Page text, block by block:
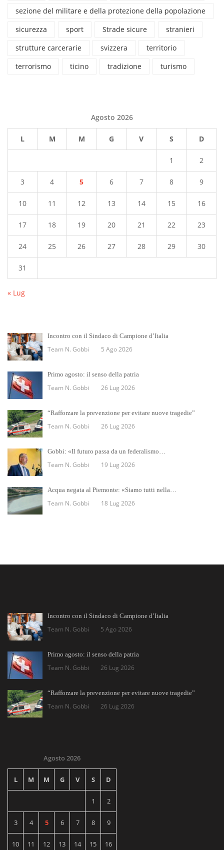
sezione del militare e della protezione della popolazione
sicurezza
sport Strade sicure
stranieri
strutture carcerarie
svizzera
territorio
terrorismo
ticino tradizione turismo
Agosto 2026
L M M G V S D
1 2
3 4 5 6 7 8 9
10 11 12 13 14 15 16
17 18 19 20 21 22 23
24 25 26 27 28 29 30
31
« Lug
Incontro con il Sindaco di Campione d’Italia
Team N. Gobbi 5 Ago 2026
Primo agosto: il senso della patria
Team N. Gobbi 26 Lug 2026
“Rafforzare la prevenzione per evitare nuove tragedie”
Team N. Gobbi 26 Lug 2026
Gobbi: «Il futuro passa da un federalismo…
Team N. Gobbi 19 Lug 2026
Acqua negata al Piemonte: «Siamo tutti nella…
Team N. Gobbi 18 Lug 2026
Incontro con il Sindaco di Campione d’Italia
Team N. Gobbi 5 Ago 2026
Primo agosto: il senso della patria
Team N. Gobbi 26 Lug 2026
“Rafforzare la prevenzione per evitare nuove tragedie”
Team N. Gobbi 26 Lug 2026
Agosto 2026
L M M G V S D
1 2
3 4 5 6 7 8 9
10 11 12 13 14 15 16